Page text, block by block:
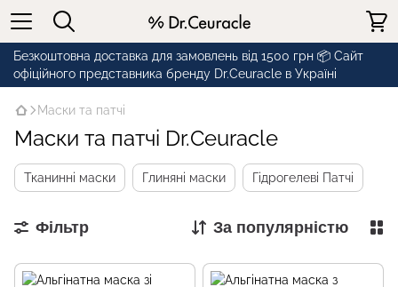
Безкоштовна доставка для замовлень від 1500 грн 📦 Сайт
офіційного представника бренду Dr.Ceuracle в Україні
Маски та патчі
Маски та патчі Dr.Ceuracle
Тканинні маски Глиняні маски Гідрогелеві Патчі
Фільтр За популярністю